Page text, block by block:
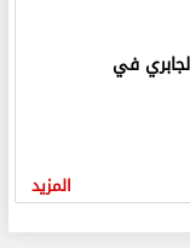
في
المزيد